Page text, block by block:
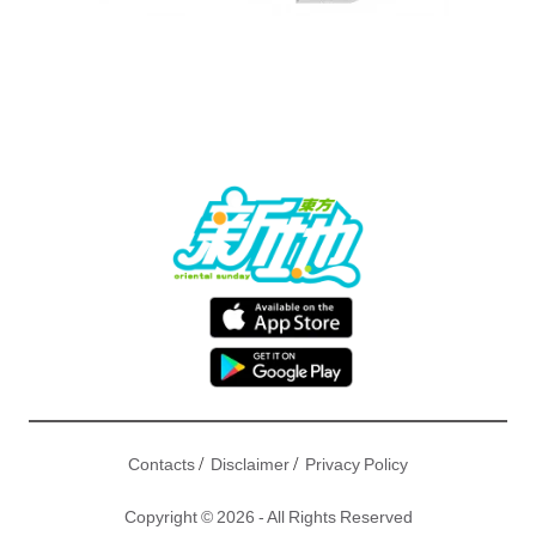
Contacts/ Disclaimer/ Privacy Policy
Copyright © 2026 - All Rights Reserved